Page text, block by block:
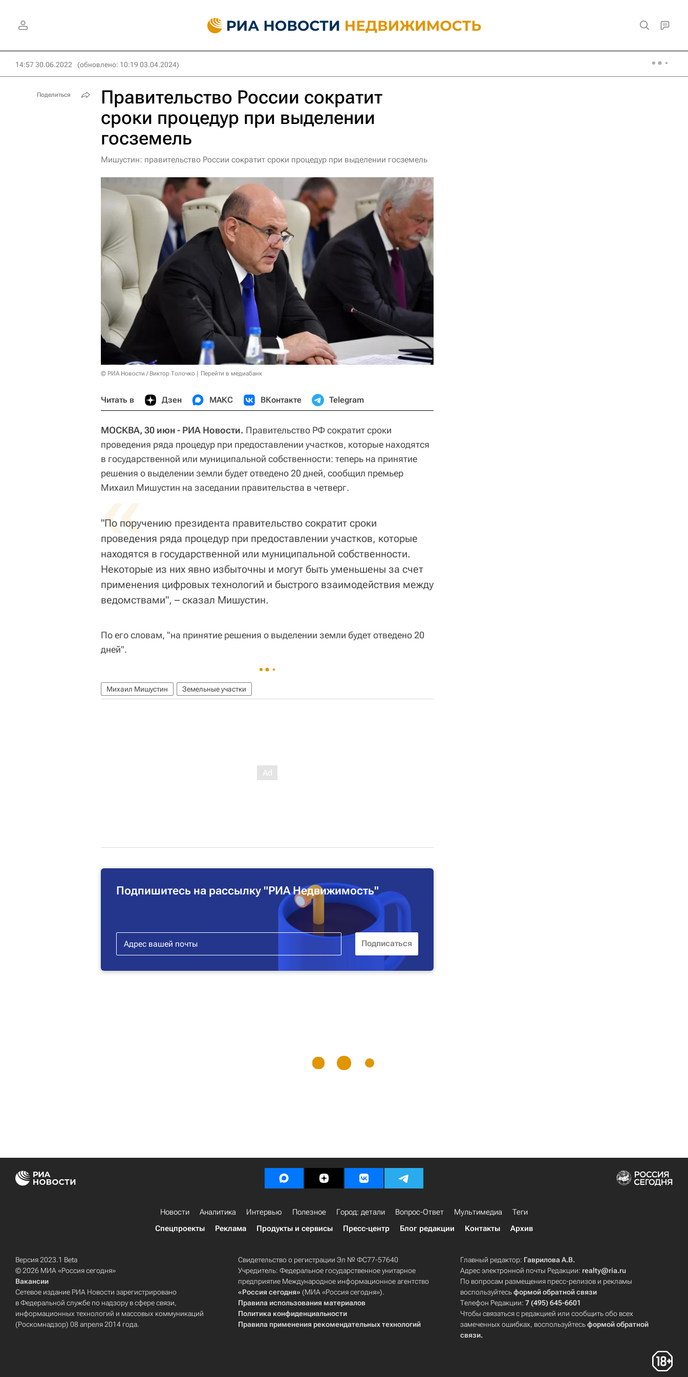
14:57 30.06.2022 (обновлено: 10:19 03.04.2024)
Правительство России сократит
сроки процедур при выделении
госземель
Мишустин: правительство России сократит сроки процедур при выделении госземель
© РИА Новости / Виктор Толочко Перейти в медиабанк
Читать в Дзен МАКС ВКонтакте Telegram
МОСКВА, 30 июн - РИА Новости. Правительство РФ сократит сроки
проведения ряда процедур при предоставлении участков, которые находятся
в государственной или муниципальной собственности: теперь на принятие
решения о выделении земли будет отведено 20 дней, сообщил премьер
Михаил Мишустин на заседании правительства в четверг.
«
"По поручению президента правительство сократит сроки
проведения ряда процедур при предоставлении участков, которые
находятся в государственной или муниципальной собственности.
Некоторые из них явно избыточны и могут быть уменьшены за счет
применения цифровых технологий и быстрого взаимодействия между
ведомствами", – сказал Мишустин.
По его словам, "на принятие решения о выделении земли будет отведено 20
дней".
Михаил Мишустин Земельные участки
Подпишитесь на рассылку "РИА Недвижимость"
Поделиться
Новости Аналитика Интервью Полезное Город: детали Вопрос-Ответ Мультимедиа
Теги
Спецпроекты
Реклама Продукты и сервисы Пресс-центр Блог редакции Контакты Архив
Версия 2023.1 Beta
© 2026 МИА «Россия сегодня»
Вакансии
Сетевое издание РИА Новости зарегистрировано
в Федеральной службе по надзору в сфере связи,
информационных технологий и массовых коммуникаций
(Роскомнадзор) 08 апреля 2014 года.
Свидетельство о регистрации Эл № ФС77-57640
Учредитель: Федеральное государственное унитарное
предприятие Международное информационное агентство
«Россия сегодня» (МИА «Россия сегодня»).
Правила использования материалов
Политика конфиденциальности
Правила применения рекомендательных технологий
Главный редактор: Гаврилова А.В.
Адрес электронной почты Редакции: realty@ria.ru
По вопросам размещения пресс-релизов и рекламы
воспользуйтесьформой обратной связи
Телефон Редакции:7 (495) 645-6601
Чтобы связаться с редакцией или сообщить обо всех
замеченных ошибках, воспользуйтесьформой обратной
связи.